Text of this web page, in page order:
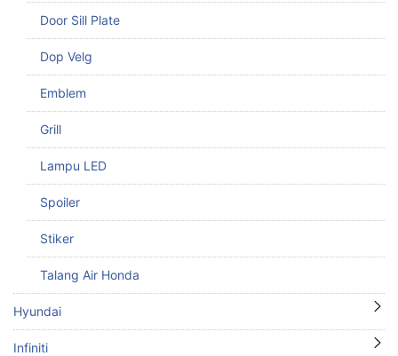
Door Sill Plate
Dop Velg
Emblem
Grill
Lampu LED
Spoiler
Stiker
Talang Air Honda
Hyundai
Infiniti